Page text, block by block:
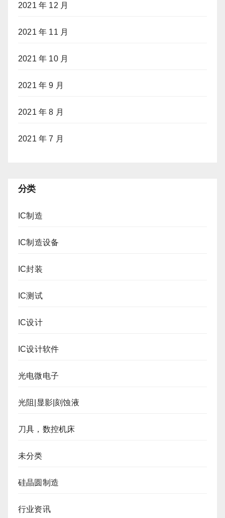
2021 年 12 月
2021 年 11 月
2021 年 10 月
2021 年 9 月
2021 年 8 月
2021 年 7 月
分类
IC制造
IC制造设备
IC封装
IC测试
IC设计
IC设计软件
光电微电子
光阻|显影|刻蚀液
刀具，数控机床
未分类
硅晶圆制造
行业资讯